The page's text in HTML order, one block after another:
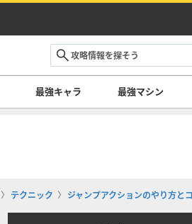
最強キャラ 最強マシン
テクニック ジャンプアクションのやり方と